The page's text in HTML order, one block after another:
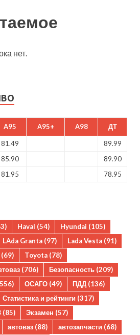
нет.
A95 A95+ A98 ДТ
81.49
89.99
85.90
89.90
81.95 78.95
Haval (54) Hyundai (105)
LAda Granta (97) Lada Vesta (91)
(69) Toyota (78)
(706) Безопасность (209)
ОСАГО (49) ПДД (136)
Статистика и рейтинги (317)
(85) Экзамен (57)
автоваз (88) автозапчасти (68)